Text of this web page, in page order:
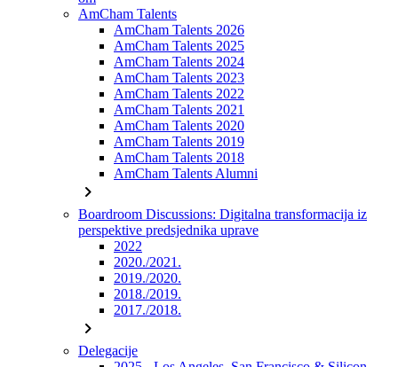
AmCham Talents
AmCham Talents 2026
AmCham Talents 2025
AmCham Talents 2024
AmCham Talents 2023
AmCham Talents 2022
AmCham Talents 2021
AmCham Talents 2020
AmCham Talents 2019
AmCham Talents 2018
AmCham Talents Alumni
chevron_right
Boardroom Discussions: Digitalna transformacija iz
perspektive predsjednika uprave
2022
2020./2021.
2019./2020.
2018./2019.
2017./2018.
chevron_right
Delegacije